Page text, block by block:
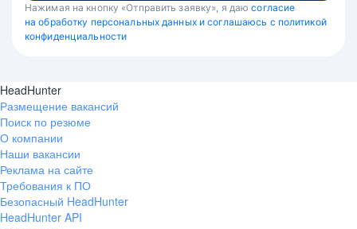
Нажимая на кнопку «Отправить заявку», я даю согласие
на обработку персональных данных и соглашаюсь с политикой
конфиденциальности
HeadHunter
Размещение вакансий
Поиск по резюме
О компании
Наши вакансии
Реклама на сайте
Требования к ПО
Безопасный HeadHunter
HeadHunter API